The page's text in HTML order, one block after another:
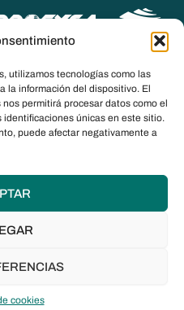
utilizamos tecnologías como las
la información del dispositivo. El
permitirá procesar datos como el
únicas en este sitio.
puede afectar negativamente a
cookies
2026
privacidad